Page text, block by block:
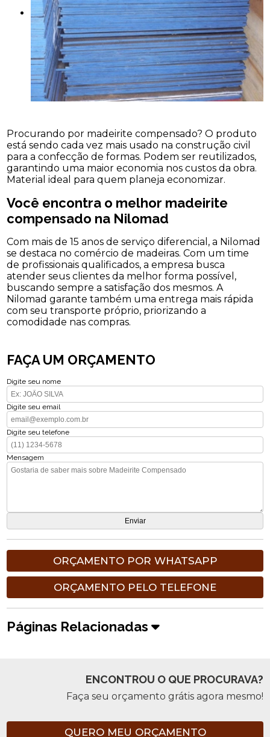
Procurando por madeirite compensado? O produto
está sendo cada vez mais usado na construção civil
para a confecção de formas. Podem ser reutilizados,
garantindo uma maior economia nos custos da obra.
Material ideal para quem planeja economizar.
Você encontra o melhor madeirite
compensado na Nilomad
Com mais de 15 anos de serviço diferencial, a Nilomad
se destaca no comércio de madeiras. Com um time
de profissionais qualificados, a empresa busca
atender seus clientes da melhor forma possível,
buscando sempre a satisfação dos mesmos. A
Nilomad garante também uma entrega mais rápida
com seu transporte próprio, priorizando a
comodidade nas compras.
FAÇA UM ORÇAMENTO
Digite seu nome
Digite seu email
Digite seu telefone
Mensagem
ORÇAMENTO POR WHATSAPP
ORÇAMENTO PELO TELEFONE
Páginas Relacionadas
ENCONTROU O QUE PROCURAVA?
Faça seu orçamento grátis agora mesmo!
QUERO MEU ORÇAMENTO